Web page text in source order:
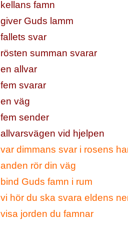
kellans famn
giver Guds lamm
fallets svar
rösten summan svarar
en allvar
fem svarar
en väg
fem sender
allvarsvägen vid hjelpen
var dimmans svar i rosens
anden rör din väg
bind Guds famn i rum
vi hör du ska svara eldens
visa jorden du famnar